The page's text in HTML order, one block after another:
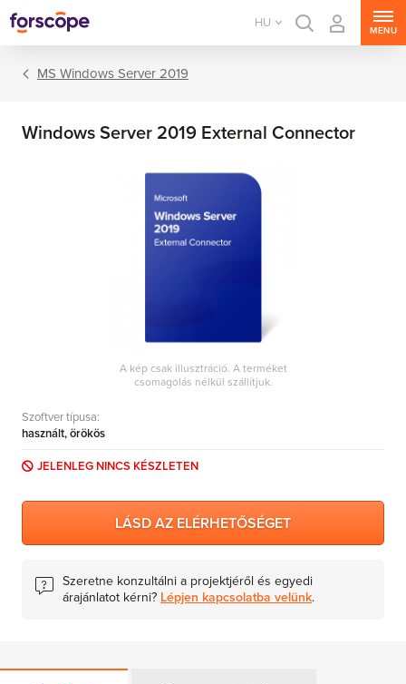
HU
MENU
MS Exchange Server
MS SharePoint Server
MS Skype for Business Server
MS Windows Server 2019
Windows Server 2019 External Connector
A kép csak illusztráció. A terméket
csomagolás nélkül szállítjuk.
Szoftver típusa:
használt, örökös
JELENLEG NINCS KÉSZLETEN
LÁSD AZ ELÉRHETŐSÉGET
Szeretne konzultálni a projektjéről és egyedi
árajánlatot kérni? Lépjen kapcsolatba velünk.